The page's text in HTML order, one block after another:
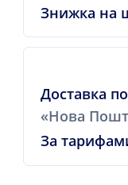
Знижка на
Доставка по
«Нова
За